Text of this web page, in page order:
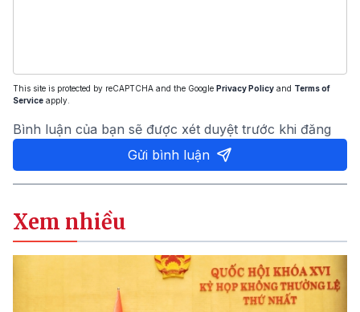
This site is protected by reCAPTCHA and the Google Privacy Policy and Terms of
Service apply.
Bình luận của bạn sẽ được xét duyệt trước khi đăng
Gửi bình luận
Xem nhiều